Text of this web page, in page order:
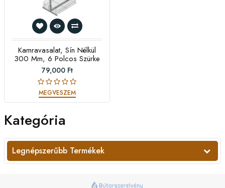
Kamravasalat, Sín Nélkül
300 Mm, 6 Polcos Szürke
79,000 Ft
MEGVESZEM
Kategória
Legnépszerűbb Termékek